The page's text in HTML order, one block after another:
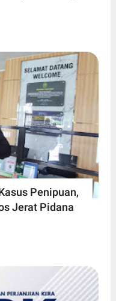
Penipuan,
Jerat Pidana